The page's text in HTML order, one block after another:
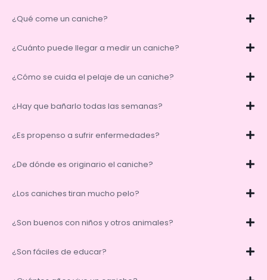
¿Qué come un caniche?
¿Cuánto puede llegar a medir un caniche?
¿Cómo se cuida el pelaje de un caniche?
¿Hay que bañarlo todas las semanas?
¿Es propenso a sufrir enfermedades?
¿De dónde es originario el caniche?
¿Los caniches tiran mucho pelo?
¿Son buenos con niños y otros animales?
¿Son fáciles de educar?